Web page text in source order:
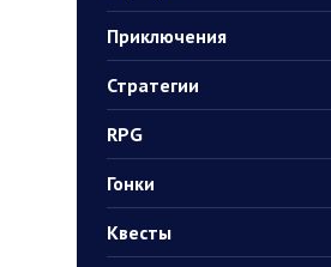
Приключения
Стратегии
RPG
Гонки
Квесты